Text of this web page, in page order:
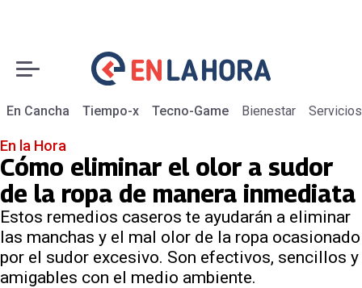
En Cancha Tiempo-x Tecno-Game Bienestar Servicios
En la Hora
Cómo eliminar el olor a sudor
de la ropa de manera inmediata
Estos remedios caseros te ayudarán a eliminar
las manchas y el mal olor de la ropa ocasionado
por el sudor excesivo. Son efectivos, sencillos y
amigables con el medio ambiente.